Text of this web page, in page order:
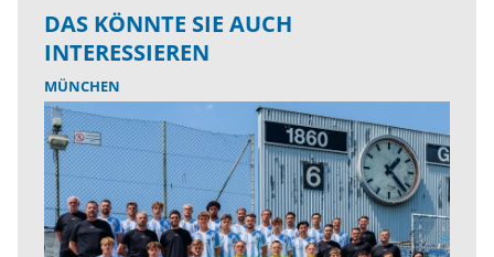
DAS KÖNNTE SIE AUCH
INTERESSIEREN
MÜNCHEN